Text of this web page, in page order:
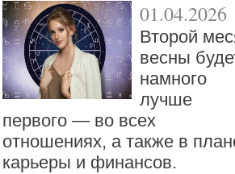
01.04.2026
Второй
весны
намного
лучше
первого — во всех
отношениях, а также в
карьеры и финансов.